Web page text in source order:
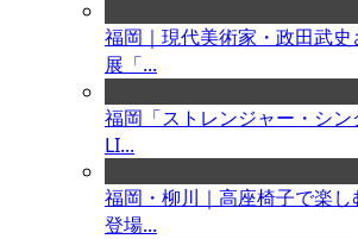
福岡｜現代美術家・政田武
展「...
福岡「ストレンジャー・シン
LI...
福岡・柳川｜高座椅子で楽
登場...